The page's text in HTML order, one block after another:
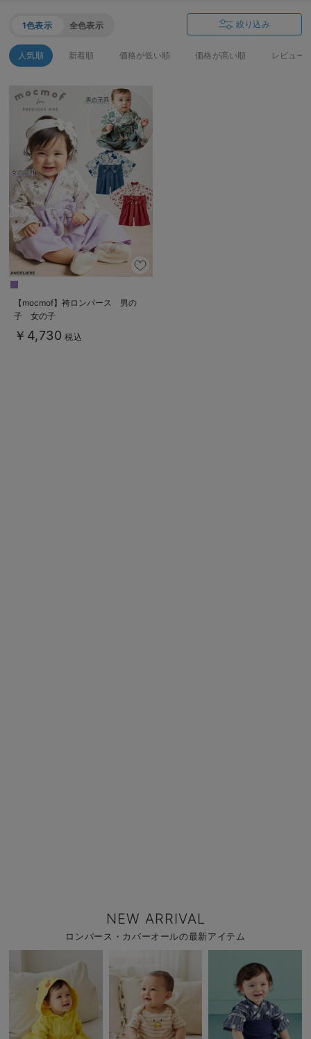
1色表示 全色表示 絞り込み
人気順 新着順 価格が低い順 価格が高い順 レビュー
【mocmof】袴ロンパース 男の
子 女の子
￥4,730 税込
NEW ARRIVAL
ロンパース・カバーオールの最新アイテム